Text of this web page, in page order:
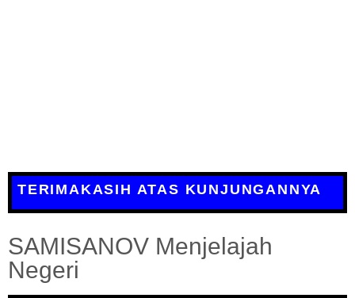
TERIMAKASIH ATAS KUNJUNGANNYA
SAMISANOV Menjelajah
Negeri